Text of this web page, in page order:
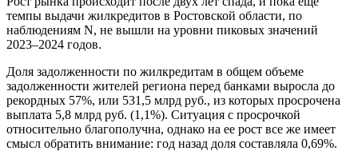
темпы выдачи жилкредитов в Ростовской области, по
наблюдениям N, не вышли на уровни пиковых значений
2023–2024 годов.
Доля задолженности по жилкредитам в общем объеме
задолженности жителей региона перед банками выросла до
рекордных 57%, или 531,5 млрд руб., из которых просрочена
выплата 5,8 млрд руб. (1,1%). Ситуация с просрочкой
относительно благополучна, однако на ее рост все же имеет
смысл обратить внимание: год назад доля составляла 0,69%.